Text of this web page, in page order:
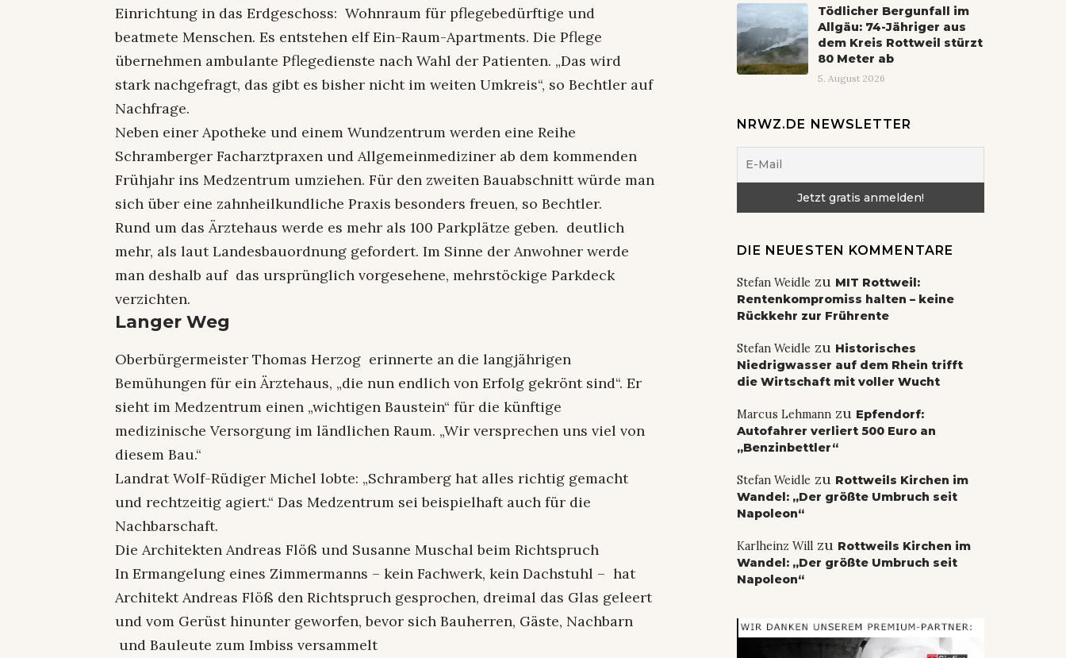
Einrichtung in das Erdgeschoss: Wohnraum für pflegebedürftige und
beatmete Menschen. Es entstehen elf Ein-Raum-Apartments. Die Pflege
übernehmen ambulante Pflegedienste nach Wahl der Patienten. „Das wird
stark nachgefragt, das gibt es bisher nicht im weiten Umkreis“, so Bechtler auf
Nachfrage.
Neben einer Apotheke und einem Wundzentrum werden eine Reihe
Schramberger Facharztpraxen und Allgemeinmediziner ab dem kommenden
Frühjahr ins Medzentrum umziehen. Für den zweiten Bauabschnitt würde man
sich über eine zahnheilkundliche Praxis besonders freuen, so Bechtler.
Rund um das Ärztehaus werde es mehr als 100 Parkplätze geben. deutlich
mehr, als laut Landesbauordnung gefordert. Im Sinne der Anwohner werde
man deshalb auf das ursprünglich vorgesehene, mehrstöckige Parkdeck
verzichten.
Langer Weg
Oberbürgermeister Thomas Herzog erinnerte an die langjährigen
Bemühungen für ein Ärztehaus, „die nun endlich von Erfolg gekrönt sind“. Er
sieht im Medzentrum einen „wichtigen Baustein“ für die künftige
medizinische Versorgung im ländlichen Raum. „Wir versprechen uns viel von
diesem Bau.“
Landrat Wolf-Rüdiger Michel lobte: „Schramberg hat alles richtig gemacht
und rechtzeitig agiert.“ Das Medzentrum sei beispielhaft auch für die
Nachbarschaft.
Die Architekten Andreas Flöß und Susanne Muschal beim Richtspruch
In Ermangelung eines Zimmermanns – kein Fachwerk, kein Dachstuhl – hat
Architekt Andreas Flöß den Richtspruch gesprochen, dreimal das Glas geleert
und vom Gerüst hinunter geworfen, bevor sich Bauherren, Gäste, Nachbarn
und Bauleute zum Imbiss versammelt
Tödlicher Bergunfall im
Allgäu: 74-Jähriger aus
dem Kreis Rottweil stürzt
80 Meter ab
5. August 2026
NRWZ.DE NEWSLETTER
DIE NEUESTEN KOMMENTARE
Stefan Weidle zu MIT Rottweil:
Rentenkompromiss halten – keine
Rückkehr zur Frührente
Stefan Weidle zu Historisches
Niedrigwasser auf dem Rhein trifft
die Wirtschaft mit voller Wucht
Marcus Lehmannzu Epfendorf:
Autofahrer verliert 500 Euro an
„Benzinbettler“
Stefan Weidle zu Rottweils Kirchen im
Wandel: „Der größte Umbruch seit
Napoleon“
Karlheinz Willzu Rottweils Kirchen im
Wandel: „Der größte Umbruch seit
Napoleon“